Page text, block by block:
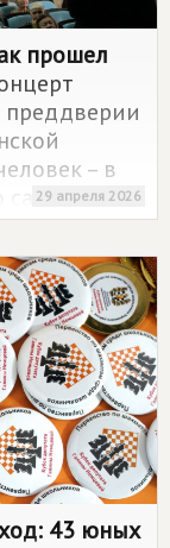
прошел
преддверии
– в
самого
на годы
тех, кто
их
29 апреля 2026
43 юных